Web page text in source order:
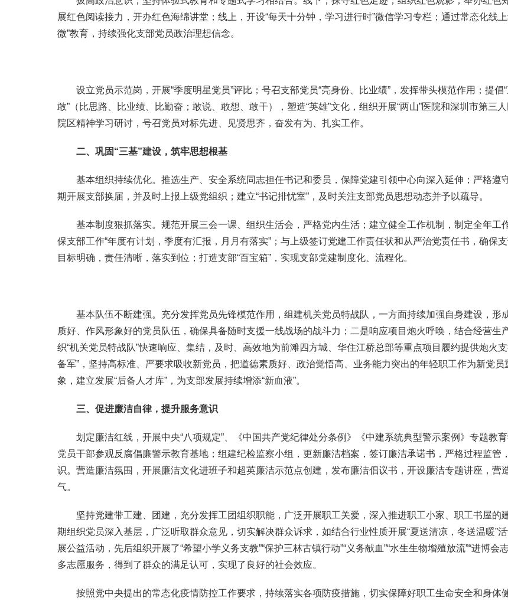
展红色阅读接力，开办红色海绵讲堂；线上，开设“每天十分钟，学习进行时”微信学习专栏；通过常态化线
微”教育，持续强化支部党员政治理想信念。
设立党员示范岗，开展“季度明星党员”评比；号召支部党员“亮身份、比业绩”，发挥带头模范作用；提倡
敢”（比思路、比业绩、比勤奋；敢说、敢想、敢干），塑造“英雄”文化，组织开展“两山”医院和深圳市第三
院区精神学习研讨，号召党员对标先进、见贤思齐，奋发有为、扎实工作。
二、 巩固 “三基”建设 ，筑牢思想根基
基本组织持续优化。推选生产、安全系统同志担任书记和委员，保障党建引领中心向深入延伸；严格遵
期开展支部换届，并及时上报上级党组织；建立“书记排忧室”，及时关注支部党员思想动态并予以疏导。
基本制度狠抓落实。规范开展三会一课、组织生活会，严格党内生活；建立健全工作机制，制定全年工
保支部工作“年度有计划，季度有汇报，月月有落实”；与上级签订党建工作责任状和从严治党责任书，确保
目标明确，责任清晰，落实到位；打造支部“百宝箱”，实现支部党建制度化、流程化。
基本队伍不断建强。充分发挥党员先锋模范作用，组建机关党员特战队，一方面持续加强自身建设，形
质好、作风形象好的党员队伍，确保具备随时支援一线战场的战斗力；二是响应项目炮火呼唤，结合经营生
织“机关党员特战队”快速响应、集结，及时、高效地为前滩四方城、华住江桥总部等重点项目履约提供炮火
备军”，坚持高标准、严要求吸收新党员，把道德素质好、政治觉悟高、业务能力突出的年轻职工作为新党员
象，建立发展“后备人才库”，为支部发展持续增添“新血液”。
三、 促进廉洁自律， 提升服务意识
划定廉洁红线，开展中央“八项规定”、《中国共产党纪律处分条例》《中建系统典型警示案例》专题教
党员干部参观反腐倡廉警示教育基地；组建纪检监察小组，更新廉洁档案，签订廉洁承诺书，严格过程监管
识。营造廉洁氛围，开展廉洁文化进班子和超英廉洁示范点创建，发布廉洁倡议书，开设廉洁专题讲座，营
气。
坚持党建带工建、团建，充分发挥工团组织职能，广泛开展职工关爱，深入推进职工小家、职工书屋的
期组织党员深入基层，广泛听取群众意见，切实解决群众诉求，如结合行业性质开展“夏送清凉，冬送温暖”
展公益活动，先后组织开展了“希望小学义务支教”“保护三林古镇行动”“义务献血”“水生生物增殖放流”“进博会
多志愿服务，得到了群众的满足认可，实现了良好的社会效应。
按照党中央提出的常态化疫情防控工作要求，持续落实各项防疫措施，切实保障好职工生命安全和身体